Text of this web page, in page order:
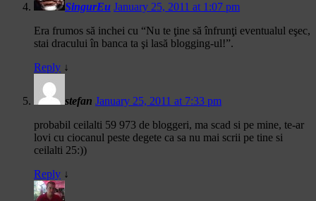
SingurEu January 25, 2011 at 1:07 pm
Era frumos să inchei cu “Nu te ţine să înfrunţi eventualul eşec,
stai dracului în banca ta şi lasă blogging-ul!”.
Reply ↓
stefan January 25, 2011 at 7:33 pm
probabil ceilalti 59 973 de bloggeri, ma scad si pe mine, te-ar
lovi cu ciocanul peste degete ca sa nu mai scrii pe tine si
ceilalti 25:))
Reply ↓